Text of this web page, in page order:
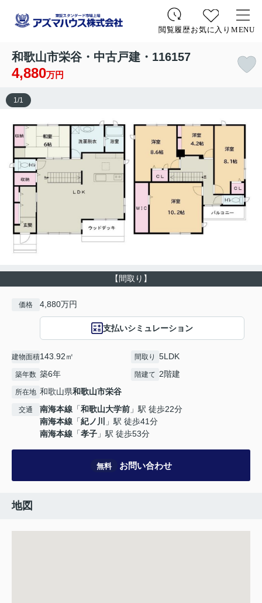
閲覧履歴お気に入り MENU
和歌山市栄谷・中古戸建・116157
4,880万円
【間取り】
1 /1
価格 4,880万円
支払いシミュレーション
建物面積143.92㎡ 間取り 5LDK
築年数 築6年 階建て 2階建
所在地 和歌山県和歌山市栄谷
交通 南海本線 「和歌山大学前 」駅 徒歩22分
南海本線 「紀ノ川
」駅 徒歩41分
南海本線 「孝子 」駅 徒歩53分
無料 お問い合わせ
地図